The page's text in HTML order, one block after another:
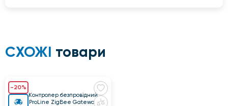
СХОЖІ товари
-20%
401211 Контролер безпровідний
Tervix ProLine ZigBee Gateway